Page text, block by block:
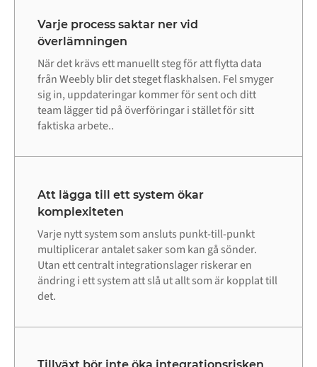
Varje process saktar ner vid
överlämningen
När det krävs ett manuellt steg för att flytta data
från Weebly blir det steget flaskhalsen. Fel smyger
sig in, uppdateringar kommer för sent och ditt
team lägger tid på överföringar i stället för sitt
faktiska arbete..
Att lägga till ett system ökar
komplexiteten
Varje nytt system som ansluts punkt-till-punkt
multiplicerar antalet saker som kan gå sönder.
Utan ett centralt integrationslager riskerar en
ändring i ett system att slå ut allt som är kopplat till
det.